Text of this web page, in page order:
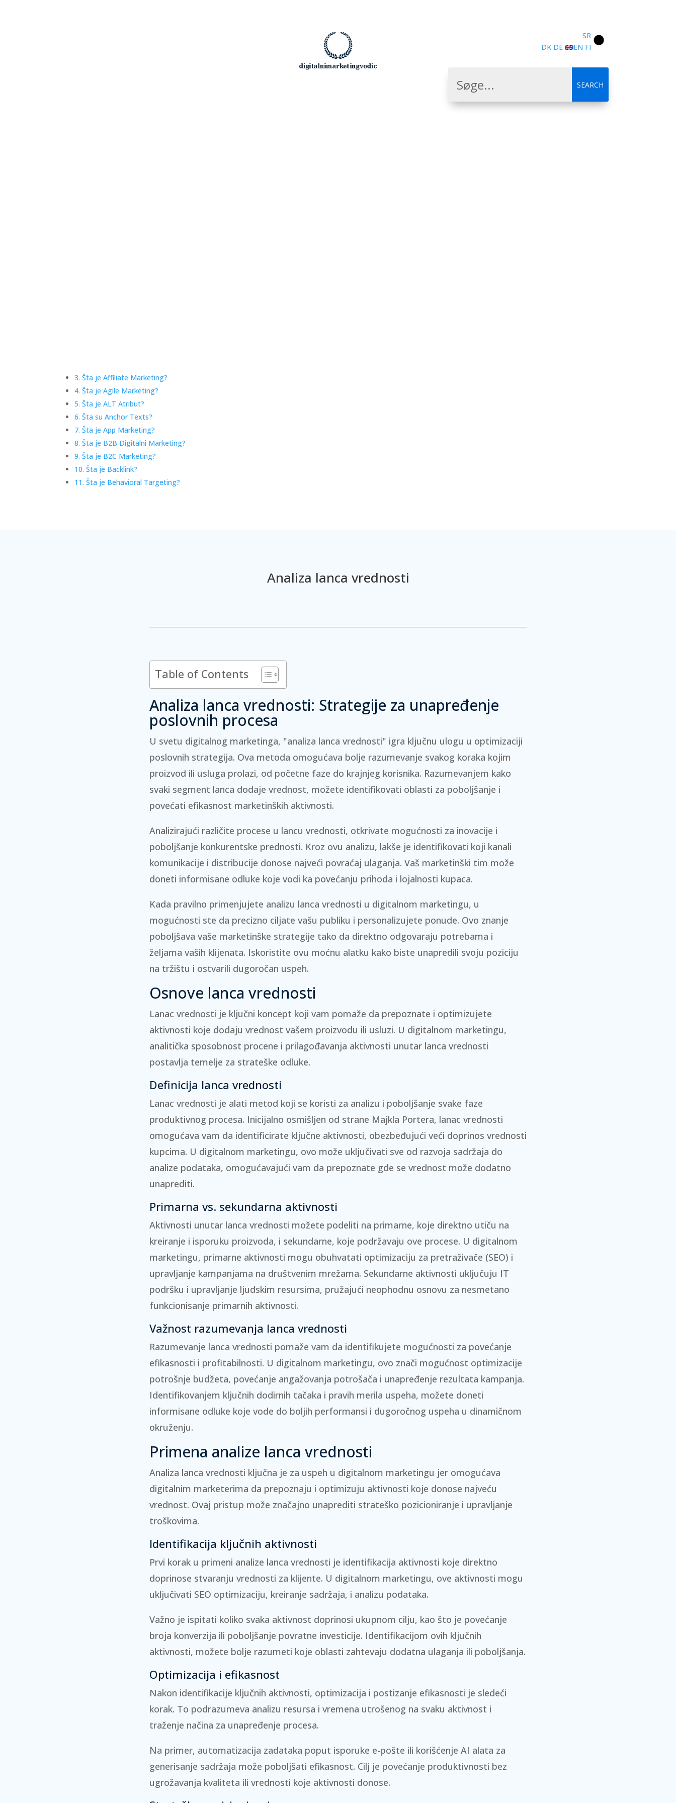
3. Šta je Affiliate Marketing?
4. Šta je Agile Marketing?
5. Šta je ALT Atribut?
6. Šta su Anchor Texts?
7. Šta je App Marketing?
8. Šta je B2B Digitalni Marketing?
9. Šta je B2C Marketing?
10. Šta je Backlink?
11. Šta je Behavioral Targeting?
SR
DK DE EN FI
Analiza lanca vrednosti
Table of Contents
Analiza lanca vrednosti: Strategije za unapređenje
poslovnih procesa
U svetu digitalnog marketinga, "analiza lanca vrednosti" igra ključnu ulogu u optimizaciji
poslovnih strategija. Ova metoda omogućava bolje razumevanje svakog koraka kojim
proizvod ili usluga prolazi, od početne faze do krajnjeg korisnika. Razumevanjem kako
svaki segment lanca dodaje vrednost, možete identifikovati oblasti za poboljšanje i
povećati efikasnost marketinških aktivnosti.
Analizirajući različite procese u lancu vrednosti, otkrivate mogućnosti za inovacije i
poboljšanje konkurentske prednosti. Kroz ovu analizu, lakše je identifikovati koji kanali
komunikacije i distribucije donose najveći povraćaj ulaganja. Vaš marketinški tim može
doneti informisane odluke koje vodi ka povećanju prihoda i lojalnosti kupaca.
Kada pravilno primenjujete analizu lanca vrednosti u digitalnom marketingu, u
mogućnosti ste da precizno ciljate vašu publiku i personalizujete ponude. Ovo znanje
poboljšava vaše marketinške strategije tako da direktno odgovaraju potrebama i
željama vaših klijenata. Iskoristite ovu moćnu alatku kako biste unapredili svoju poziciju
na tržištu i ostvarili dugoročan uspeh.
Osnove lanca vrednosti
Lanac vrednosti je ključni koncept koji vam pomaže da prepoznate i optimizujete
aktivnosti koje dodaju vrednost vašem proizvodu ili usluzi. U digitalnom marketingu,
analitička sposobnost procene i prilagođavanja aktivnosti unutar lanca vrednosti
postavlja temelje za strateške odluke.
Definicija lanca vrednosti
Lanac vrednosti je alati metod koji se koristi za analizu i poboljšanje svake faze
produktivnog procesa. Inicijalno osmišljen od strane Majkla Portera, lanac vrednosti
omogućava vam da identificirate ključne aktivnosti, obezbeđujući veći doprinos vrednosti
kupcima. U digitalnom marketingu, ovo može uključivati sve od razvoja sadržaja do
analize podataka, omogućavajući vam da prepoznate gde se vrednost može dodatno
unaprediti.
Primarna vs. sekundarna aktivnosti
Aktivnosti unutar lanca vrednosti možete podeliti na primarne, koje direktno utiču na
kreiranje i isporuku proizvoda, i sekundarne, koje podržavaju ove procese. U digitalnom
marketingu, primarne aktivnosti mogu obuhvatati optimizaciju za pretraživače (SEO) i
upravljanje kampanjama na društvenim mrežama. Sekundarne aktivnosti uključuju IT
podršku i upravljanje ljudskim resursima, pružajući neophodnu osnovu za nesmetano
funkcionisanje primarnih aktivnosti.
Važnost razumevanja lanca vrednosti
Razumevanje lanca vrednosti pomaže vam da identifikujete mogućnosti za povećanje
efikasnosti i profitabilnosti. U digitalnom marketingu, ovo znači mogućnost optimizacije
potrošnje budžeta, povećanje angažovanja potrošača i unapređenje rezultata kampanja.
Identifikovanjem ključnih dodirnih tačaka i pravih merila uspeha, možete doneti
informisane odluke koje vode do boljih performansi i dugoročnog uspeha u dinamičnom
okruženju.
Primena analize lanca vrednosti
Analiza lanca vrednosti ključna je za uspeh u digitalnom marketingu jer omogućava
digitalnim marketerima da prepoznaju i optimizuju aktivnosti koje donose najveću
vrednost. Ovaj pristup može značajno unaprediti strateško pozicioniranje i upravljanje
troškovima.
Identifikacija ključnih aktivnosti
Prvi korak u primeni analize lanca vrednosti je identifikacija aktivnosti koje direktno
doprinose stvaranju vrednosti za klijente. U digitalnom marketingu, ove aktivnosti mogu
uključivati SEO optimizaciju, kreiranje sadržaja, i analizu podataka.
Važno je ispitati koliko svaka aktivnost doprinosi ukupnom cilju, kao što je povećanje
broja konverzija ili poboljšanje povratne investicije. Identifikacijom ovih ključnih
aktivnosti, možete bolje razumeti koje oblasti zahtevaju dodatna ulaganja ili poboljšanja.
Optimizacija i efikasnost
Nakon identifikacije ključnih aktivnosti, optimizacija i postizanje efikasnosti je sledeći
korak. To podrazumeva analizu resursa i vremena utrošenog na svaku aktivnost i
traženje načina za unapređenje procesa.
Na primer, automatizacija zadataka poput isporuke e-pošte ili korišćenje AI alata za
generisanje sadržaja može poboljšati efikasnost. Cilj je povećanje produktivnosti bez
ugrožavanja kvaliteta ili vrednosti koje aktivnosti donose.